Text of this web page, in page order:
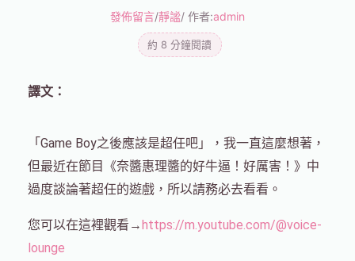
發佈留言/靜謐/ 作者:admin
約 8 分鐘閱讀
譯文：
「Game Boy之後應該是超任吧」，我一直這麼想著，
但最近在節目《奈醬惠理醬的好牛逼！好厲害！》中
過度談論著超任的遊戲，所以請務必去看看。
您可以在這裡觀看→ https://m.youtube.com/@voice-
lounge